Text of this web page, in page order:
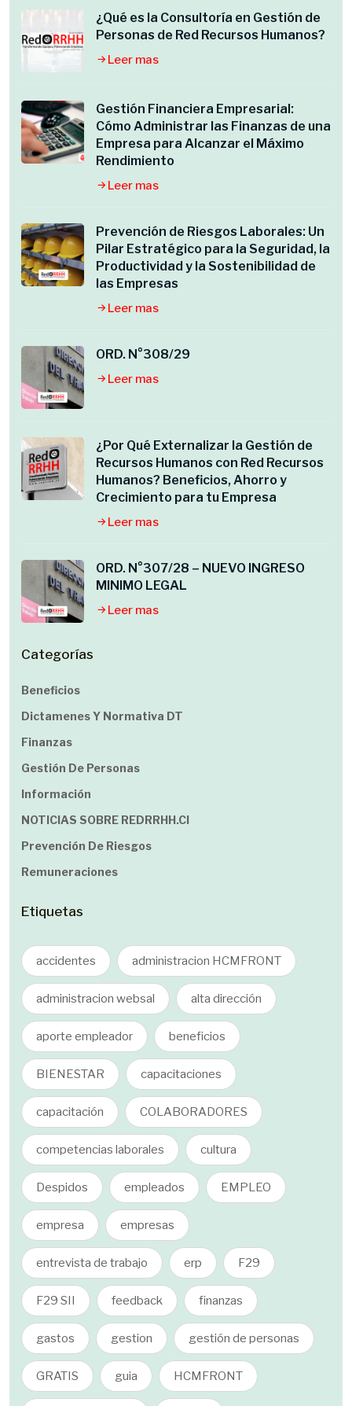
¿Qué es la Consultoría en Gestión de
Personas de Red Recursos Humanos?
Leer mas
Gestión Financiera Empresarial:
Cómo Administrar las Finanzas de una
Empresa para Alcanzar el Máximo
Rendimiento
Leer mas
Prevención de Riesgos Laborales: Un
Pilar Estratégico para la Seguridad, la
Productividad y la Sostenibilidad de
las Empresas
Leer mas
ORD. N°308/29
Leer mas
¿Por Qué Externalizar la Gestión de
Recursos Humanos con Red Recursos
Humanos? Beneficios, Ahorro y
Crecimiento para tu Empresa
Leer mas
ORD. N°307/28 – NUEVO INGRESO
MINIMO LEGAL
Leer mas
Categorías
Beneficios
Dictamenes Y Normativa DT
Finanzas
Gestión De Personas
Información
NOTICIAS SOBRE REDRRHH.cl
Prevención De Riesgos
Remuneraciones
Etiquetas
accidentes administracion HCMFRONT
administracion websal alta dirección
aporte empleador beneficios
BIENESTAR capacitaciones
capacitación COLABORADORES
competencias laborales cultura
Despidos empleados EMPLEO
empresa empresas
entrevista de trabajo erp F29
F29 SII feedback finanzas
gastos gestion gestión de personas
GRATIS guia HCMFRONT